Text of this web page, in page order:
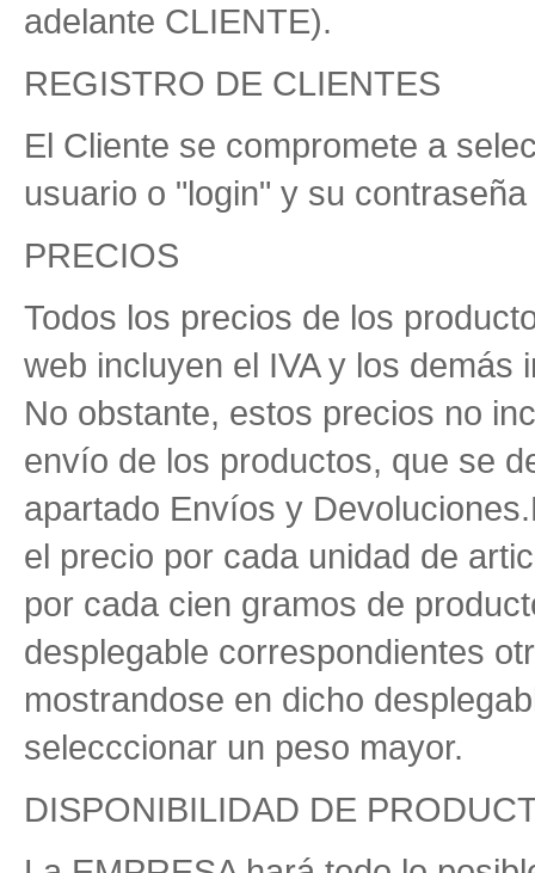
adelante CLIENTE).
REGISTRO DE CLIENTES
El Cliente se compromete a
usuario o "login" y su
PRECIOS
Todos los precios de los
web incluyen el IVA y los demás
No obstante, estos precios no
envío de los productos, que se
apartado Envíos y
el precio por cada unidad de
por cada cien gramos de
desplegable correspondientes
mostrandose en dicho
selecccionar un peso mayor.
DISPONIBILIDAD DE